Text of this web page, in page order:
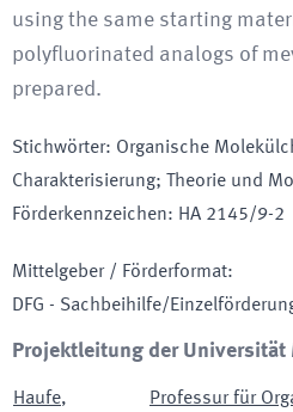
using the same starting
polyfluorinated analogs of
prepared.
Stichwörter: Organische
Charakterisierung; Theorie und
Förderkennzeichen: HA 2145/9-2
Mittelgeber / Förderformat:
DFG - Sachbeihilfe/
Projektleitung der Universität
Haufe,
Professur für